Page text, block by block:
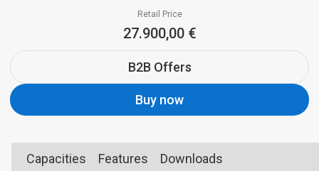
Retail Price
27.900,00 €
B2B Offers
Buy now
Capacities Features Downloads